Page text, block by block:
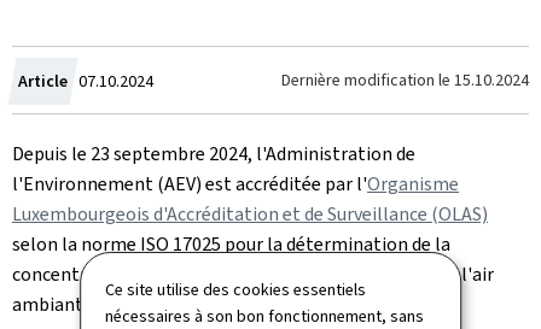
Ce site utilise des cookies essentiels
nécessaires à son bon fonctionnement, sans
Article Crée
le
07.10.2024 Dernière modification le 15.10.2024
Depuis le 23 septembre 2024, l'Administration de
l'Environnement (AEV) est accréditée par l'Organisme
Luxembourgeois d'Accréditation et de Surveillance (OLAS)
selon la norme ISO 17025 pour la détermination de la
concentration en particules fines PM10 et PM 2.5 dans l'air
ambiant (Norme EN 12341:2014).